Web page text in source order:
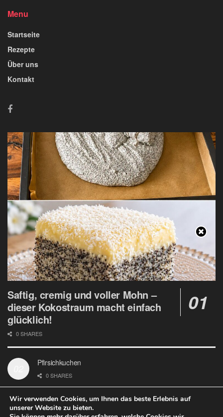
Menu
Startseite
Rezepte
Über uns
Kontakt
Saftig, cremig und voller Mohn –
dieser Kokostraum macht einfach
glücklich!
0 SHARES
Pfirsichkuchen
0 SHARES
Wir verwenden Cookies, um Ihnen das beste Erlebnis auf
unserer Website zu bieten.